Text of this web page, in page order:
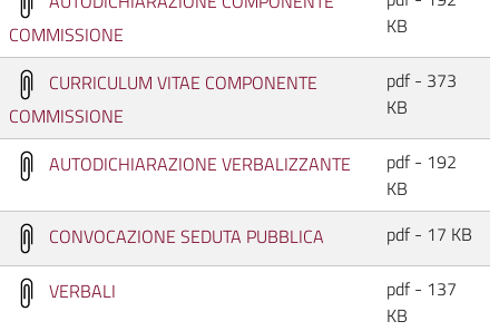
COMMISSIONE
KB
CURRICULUM VITAE COMPONENTE
COMMISSIONE
pdf - 373
KB
AUTODICHIARAZIONE VERBALIZZANTE
pdf - 192
KB
CONVOCAZIONE SEDUTA PUBBLICA
pdf - 17 KB
VERBALI
pdf - 137
KB